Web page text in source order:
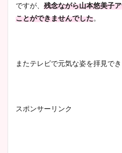
ですが、 残念ながら山本悠美子
ことができませんでした。
またテレビで元気な姿を拝見でき
スポンサーリンク